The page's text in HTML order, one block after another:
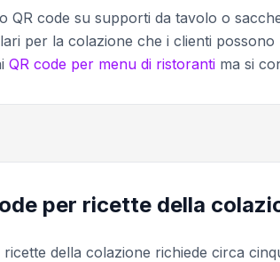
QR code su supporti da tavolo o
per la colazione che i clienti
QR code per menu di ristoranti ma si
per ricette della
della colazione richiede circa